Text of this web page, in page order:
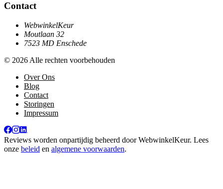
Contact
WebwinkelKeur
Moutlaan 32
7523 MD Enschede
© 2026 Alle rechten voorbehouden
Over Ons
Blog
Contact
Storingen
Impressum
Reviews worden onpartijdig beheerd doorWebwinkelKeur. Lees
onze beleid en algemene voorwaarden.